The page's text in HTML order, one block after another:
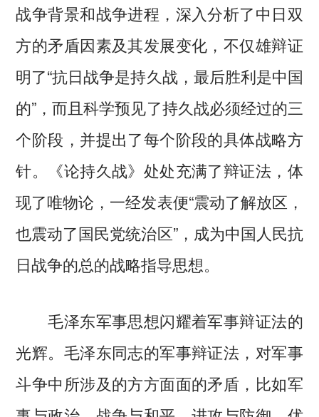
战争背景和战争进程，深入分析了中日双
方的矛盾因素及其发展变化，不仅雄辩证
明了“抗日战争是持久战，最后胜利是中国
的”，而且科学预见了持久战必须经过的三
个阶段，并提出了每个阶段的具体战略方
针。《论持久战》处处充满了辩证法，体
现了唯物论，一经发表便“震动了解放区，
也震动了国民党统治区”，成为中国人民抗
日战争的总的战略指导思想。
毛泽东军事思想闪耀着军事辩证法的
光辉。毛泽东同志的军事辩证法，对军事
斗争中所涉及的方方面面的矛盾，比如军